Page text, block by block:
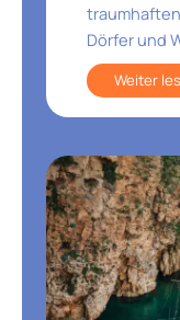
Dörfer und
Weiter